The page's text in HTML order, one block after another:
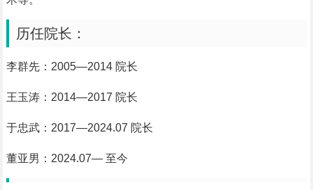
历任院长：
李群先：2005—2014 院长
王玉涛：2014—2017 院长
于忠武：2017—2024.07 院长
董亚男：2024.07— 至今